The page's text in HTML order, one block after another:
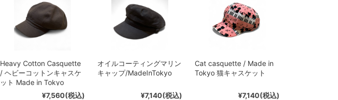
Heavy Cotton Casquette
/ ヘビーコットンキャスケ
ット Made in Tokyo
¥7,560(税込)
オイルコーティングマリン
キャップ/MadeInTokyo
¥7,140(税込)
Cat casquette / Made in
Tokyo 猫キャスケット
¥7,140(税込)